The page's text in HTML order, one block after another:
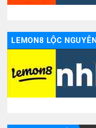
LEMON8 LỘC NGUYỄN